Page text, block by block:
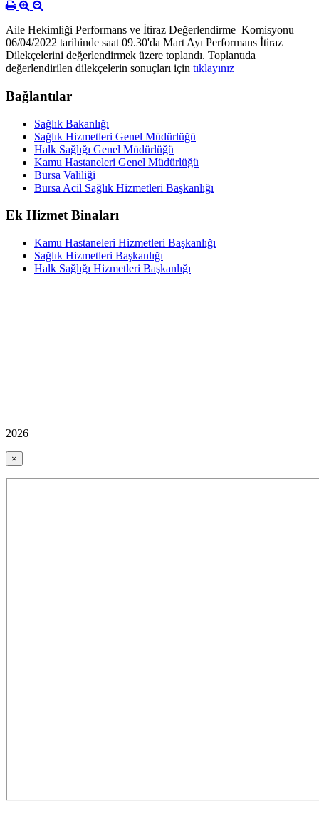
Aile Hekimliği Performans ve İtiraz Değerlendirme Komisyonu
06/04/2022 tarihinde saat 09.30'da Mart Ayı Performans İtiraz
Dilekçelerini değerlendirmek üzere toplandı. Toplantıda
değerlendirilen dilekçelerin sonuçları için tıklayınız
Bağlantılar
Sağlık Bakanlığı
Sağlık Hizmetleri Genel Müdürlüğü
Halk Sağlığı Genel Müdürlüğü
Kamu Hastaneleri Genel Müdürlüğü
Bursa Valiliği
Bursa Acil Sağlık Hizmetleri Başkanlığı
Ek Hizmet Binaları
Kamu Hastaneleri Hizmetleri Başkanlığı
Sağlık Hizmetleri Başkanlığı
Halk Sağlığı Hizmetleri Başkanlığı
2026
×